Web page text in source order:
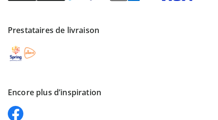
Prestataires de livraison
Encore plus d’inspiration